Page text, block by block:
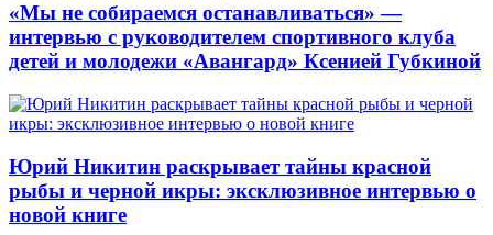
«Мы не собираемся останавливаться» —
интервью с руководителем спортивного клуба
детей и молодежи «Авангард» Ксенией Губкиной
Юрий Никитин раскрывает тайны красной
рыбы и черной икры: эксклюзивное интервью о
новой книге